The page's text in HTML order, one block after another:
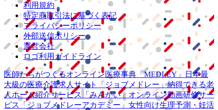
利用規約
特定商取引法に基づく表記
プライバシーポリシー
外部送信ポリシー
運営会社
ロゴ利用ガイドライン
医師たちがつくるオンライン医療事典 「MEDLEY」
日本最
大級の医療介護求人サイト 「ジョブメドレー」納得できる老
人ホーム紹介サービス
「みんかい」 オンライン動画研修サー
ビス
「ジョブメドレーアカデミー」 女性向け生理予測・妊活